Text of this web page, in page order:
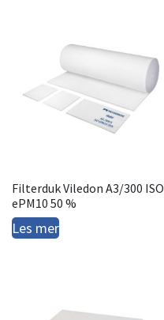
Filterduk Viledon A3/300 ISO
ePM10 50 %
Les mer